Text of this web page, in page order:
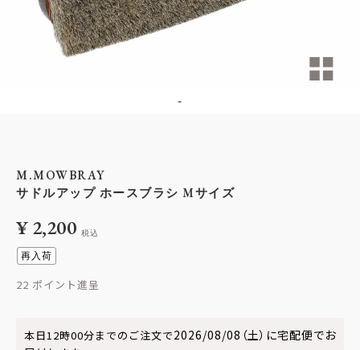
-
M.MOWBRAY
サドルアップ ホースブラシ Mサイズ
¥2,200 税込
再入荷
22
本日12時00分までのご注文で2026/08/08（土） に宅配便でお